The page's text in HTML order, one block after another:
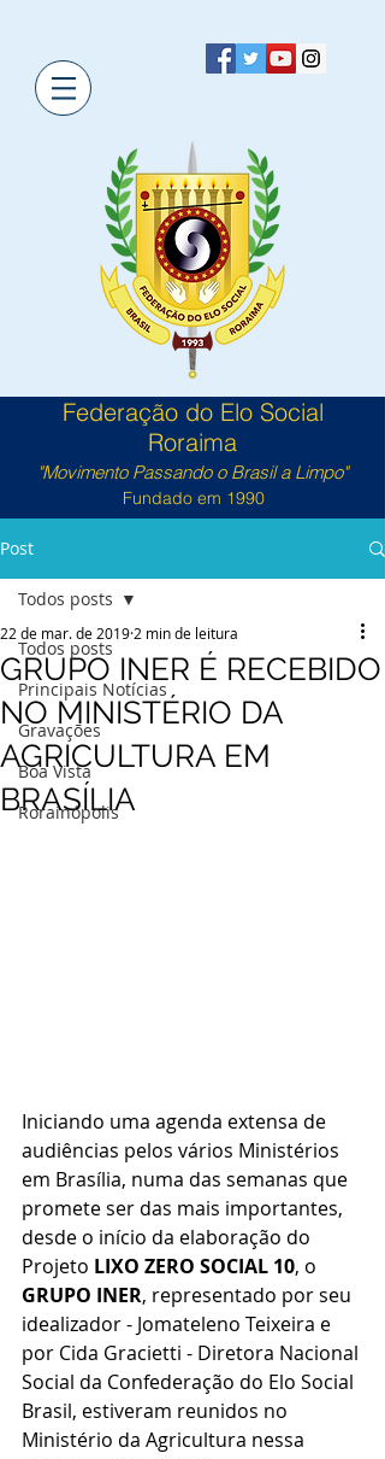
Federação do Elo Social
Roraima
"Movimento Passando o Brasil a Limpo"
Fundado em 1990
Post
Todos posts
Principais Notícias
Gravações
Boa Vista
Rorainópolis
Todos posts
GRUPO INER É RECEBIDO
NO MINISTÉRIO DA
AGRICULTURA EM
BRASÍLIA
22 de mar. de 2019 2 min de leitura
Iniciando uma agenda extensa de
audiências pelos vários Ministérios
em Brasília, numa das semanas que
promete ser das mais importantes,
desde o início da elaboração do
Projeto LIXO ZERO SOCIAL 10, o
GRUPO INER, representado por seu
idealizador - Jomateleno Teixeira e
por Cida Gracietti - Diretora Nacional
Social da Confederação do Elo Social
Brasil, estiveram reunidos no
Ministério da Agricultura nessa